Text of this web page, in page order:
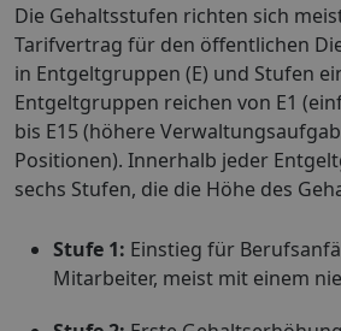
Die Gehaltsstufen richten sich
Tarifvertrag für den öffentlichen
in Entgeltgruppen (E) und Stufen
Entgeltgruppen reichen von E1
bis E15 (höhere
Positionen). Innerhalb jeder
sechs Stufen, die die Höhe des
Stufe 1: Einstieg für
Mitarbeiter, meist mit einem